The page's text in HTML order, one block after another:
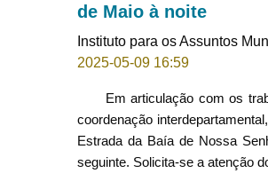
de Maio à noite
Instituto para os Assuntos
2025-05-09 16:59
Em articulação com os
coordenação
Estrada da Baía de Nossa
seguinte. Solicita-se a atenção